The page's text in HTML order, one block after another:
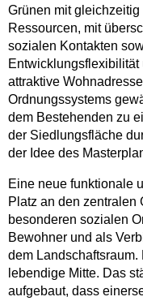
Grünen mit
Ressourcen, mit
sozialen Kontakten
Entwicklungsflexibilität
attraktive
Ordnungssystems
dem Bestehenden zu
der Siedlungsfläche
der Idee des
Eine neue funktionale
Platz an den zentralen
besonderen sozialen
Bewohner und als
dem
lebendige Mitte. Das
aufgebaut, dass